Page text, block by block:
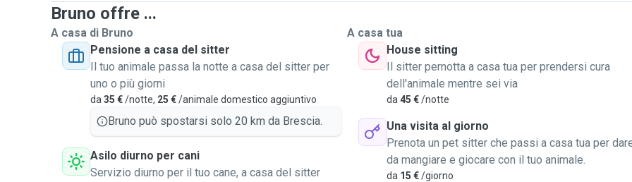
che non ci siano indicazioni specifiche. Prediligo i cani di piccola o media taglia
per i pernottamenti da me e l'asilo per via delle dimensioni ridotte
dell'appartamento ma sono sempre aperto a valutare tutte le proposte e trovare
un punto d'incontro. Sono molto paziente e responsabile, inoltre se ci sono
particolari esigenze sono sempre attento a soddisfarle e a prendermi cura dei
cani al meglio! Sono disponibile a prendermi cura anche di gatti e altri animali :)
Bruno offre ...
A casa di Bruno
Pensione a casa del sitter
Il tuo animale passa la notte a casa del sitter per
uno o più giorni
da 35 €/notte, 25 €/animale domestico aggiuntivo
Bruno può spostarsi solo 20 km da Brescia.
Asilo diurno per cani
Servizio diurno per il tuo cane, a casa del sitter
A casa tua
House sitting
Il sitter pernotta a casa tua per prendersi cura
dell'animale mentre sei via
da 45 €/notte
Una visita al giorno
Prenota un pet sitter che passi a casa tua per
da mangiare e giocare con il tuo animale.
da 15 €/giorno